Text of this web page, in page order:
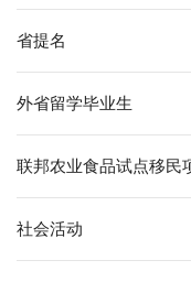
省提名
外省留学毕业生
联邦农业食品试点移民
社会活动